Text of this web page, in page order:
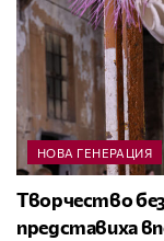
НОВА ГЕНЕРАЦИЯ
Творчество
представиха